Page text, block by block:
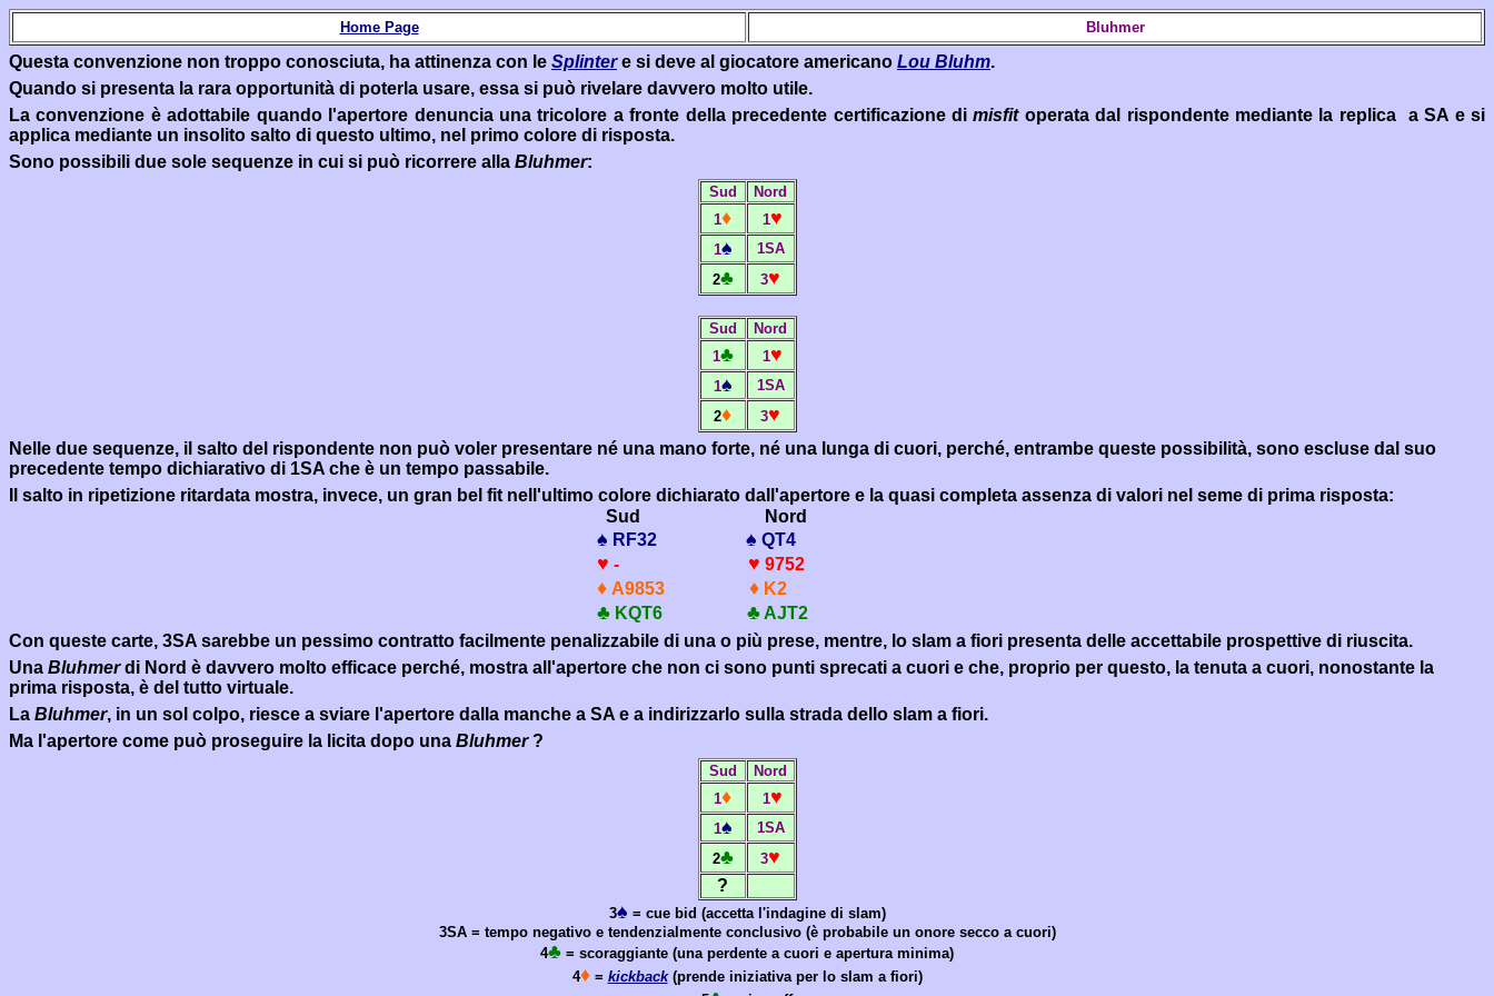
Home Page Bluhmer
Questa convenzione non troppo conosciuta, ha attinenza con le Splintere si deve al giocatore americano Lou Bluhm.
Quando si presenta la rara opportunità di poterla usare, essa si può rivelare davvero molto utile.
La convenzione è adottabile quando l'apertore denuncia una tricolore a fronte della precedente certificazione dimisfitoperata dal rispondente mediante la replica a SA e si
applica mediante un insolito salto di questo ultimo, nel primo colore di risposta.
Sono possibili due sole sequenze in cui si può ricorrere alla Bluhmer:
Sud
Nord
1♦ 1♥
1♠
1SA
2♣ 3♥
Sud
Nord
1♣ 1♥
1♠
1SA
2♦ 3♥
Nelle due sequenze, il salto del rispondente non può voler presentare né una mano forte, né una lunga di cuori, perché, entrambe queste possibilità, sono escluse dal suo
precedente tempo dichiarativo di 1SA che è un tempo passabile.
Il salto in ripetizione ritardata mostra, invece, un gran bel fit nell'ultimo colore dichiarato dall'apertore e la quasi completa assenza di valori nel seme di prima risposta:
Sud
Nord
♠ RF32♠ QT4
♥ - ♥ 9752
♦ A9853 ♦ K2
♣ KQT6 ♣AJT2
Con queste carte, 3SA sarebbe un pessimo contratto facilmente penalizzabile di una o più prese, mentre, lo slam a fiori presenta delle accettabile prospettive di riuscita.
Una Bluhmerdi Nord è davvero molto efficace perché, mostra all'apertore che non ci sono punti sprecati a cuori e che, proprio per questo, la tenuta a cuori, nonostante la
prima risposta, è del tutto virtuale.
La Bluhmer, in un sol colpo, riesce a sviare l'apertore dalla manche a SA e a indirizzarlo sulla strada dello slam a fiori.
Ma l'apertore come può proseguire la licita dopo una Bluhmer?
Sud
Nord
1♦ 1♥
1♠
1SA
2♣ 3♥
?
3♠ = cue bid (accetta l'indagine di slam)
3SA = tempo negativo e tendenzialmente conclusivo (è probabile un onore secco a cuori)
4♣ = scoraggiante (una perdente a cuori e apertura minima)
4♦= kickback (prende iniziativa per lo slam a fiori)